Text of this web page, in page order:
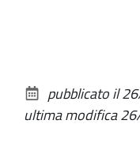
Maria
di
Gesso,
documento
pubblicato il
ultima modifica